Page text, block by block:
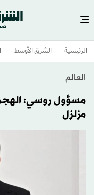
الرئيسية الشرق الأوسط​
العالم
مسؤول روسي:
مزلزل